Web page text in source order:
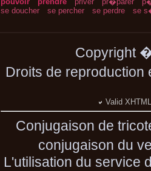
se doucher
se percher se perdre se
Copyright
Droits de
Valid
Conjugaison de
conjugaison du
L'utilisation du service